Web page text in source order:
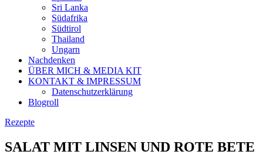
Sri Lanka
Südafrika
Südtirol
Thailand
Ungarn
Nachdenken
ÜBER MICH & MEDIA KIT
KONTAKT & IMPRESSUM
Datenschutzerklärung
Blogroll
Rezepte
SALAT MIT LINSEN UND ROTE BETE